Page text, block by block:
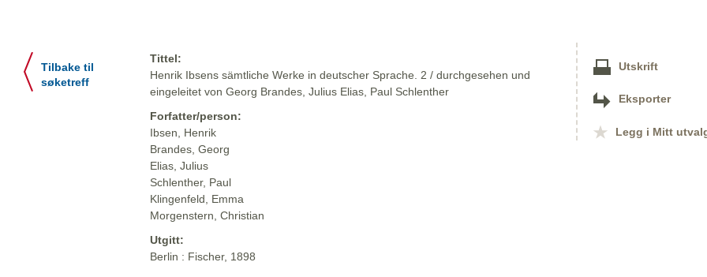
Tilbake til
søketreff
Tittel:
Henrik Ibsens sämtliche Werke in deutscher Sprache. 2 / durchgesehen und
eingeleitet von Georg Brandes, Julius Elias, Paul Schlenther
Forfatter/person:
Ibsen, Henrik
Brandes, Georg
Elias, Julius
Schlenther, Paul
Klingenfeld, Emma
Morgenstern, Christian
Utgitt:
Berlin : Fischer, 1898
Utskrift
Eksporter
Legg i Mitt